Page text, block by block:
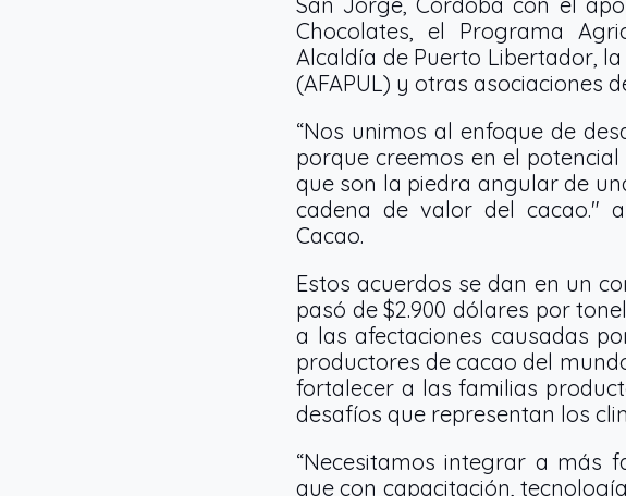
Chocolates, el Programa
Alcaldía de Puerto Libertador,
(AFAPUL) y otras asociaciones
“Nos unimos al enfoque de
porque creemos en el
que son la piedra angular de
cadena de valor del cacao."
Cacao.
Estos acuerdos se dan en un
pasó de $2.900 dólares por
a las afectaciones causadas
productores de cacao del
fortalecer a las familias
desafíos que representan los
“Necesitamos integrar a más
que con capacitación,